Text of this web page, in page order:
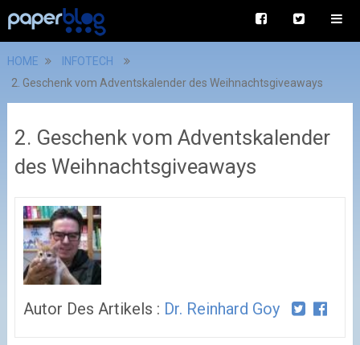
HOME
INFOTECH
2. Geschenk vom Adventskalender des Weihnachtsgiveaways
2. Geschenk vom Adventskalender
des Weihnachtsgiveaways
Autor Des Artikels : Dr. Reinhard Goy